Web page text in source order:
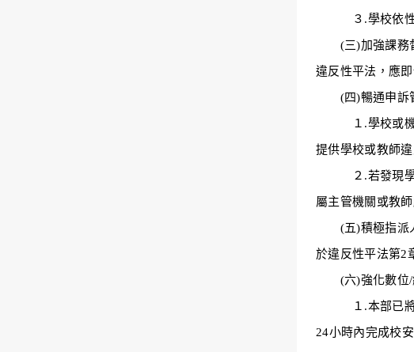
３.學校依性平
(三)加強課務
違反性平法，應
(四)暢通申訴管
１.學校或機關
提供學校或教師
２.若發現學校
屬主管機關或教
(五)積極指派
於違反性平法第2
(六)強化數位/
１.本部已將數
24小時內完成校